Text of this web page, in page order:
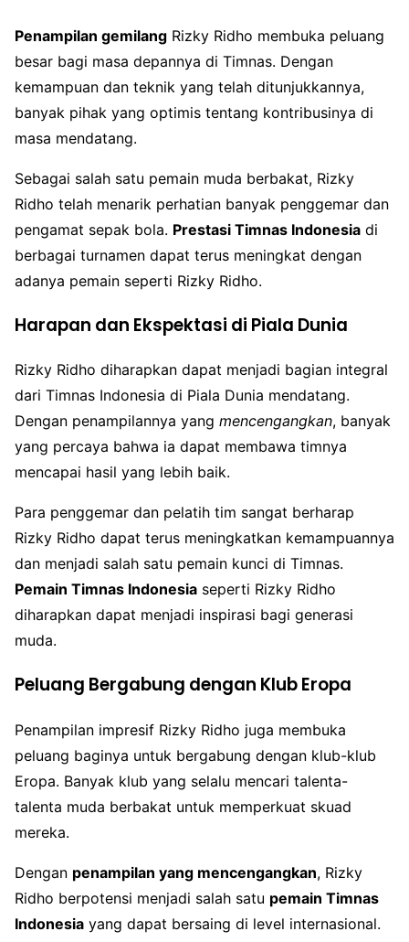
Penampilan gemilang Rizky Ridho membuka peluang
besar bagi masa depannya di Timnas. Dengan
kemampuan dan teknik yang telah ditunjukkannya,
banyak pihak yang optimis tentang kontribusinya di
masa mendatang.
Sebagai salah satu pemain muda berbakat, Rizky
Ridho telah menarik perhatian banyak penggemar dan
pengamat sepak bola. Prestasi Timnas Indonesia di
berbagai turnamen dapat terus meningkat dengan
adanya pemain seperti Rizky Ridho.
Harapan dan Ekspektasi di Piala Dunia
Rizky Ridho diharapkan dapat menjadi bagian integral
dari Timnas Indonesia di Piala Dunia mendatang.
Dengan penampilannya yang mencengangkan, banyak
yang percaya bahwa ia dapat membawa timnya
mencapai hasil yang lebih baik.
Para penggemar dan pelatih tim sangat berharap
Rizky Ridho dapat terus meningkatkan kemampuannya
dan menjadi salah satu pemain kunci di Timnas.
Pemain Timnas Indonesia seperti Rizky Ridho
diharapkan dapat menjadi inspirasi bagi generasi
muda.
Peluang Bergabung dengan Klub Eropa
Penampilan impresif Rizky Ridho juga membuka
peluang baginya untuk bergabung dengan klub-klub
Eropa. Banyak klub yang selalu mencari talenta-
talenta muda berbakat untuk memperkuat skuad
mereka.
Dengan penampilan yang mencengangkan, Rizky
Ridho berpotensi menjadi salah satu pemain Timnas
Indonesia yang dapat bersaing di level internasional.